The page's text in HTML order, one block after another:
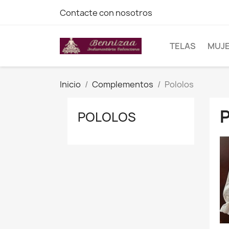
Contacte con nosotros
TELAS
Inicio Complementos Pololos
POLOLOS